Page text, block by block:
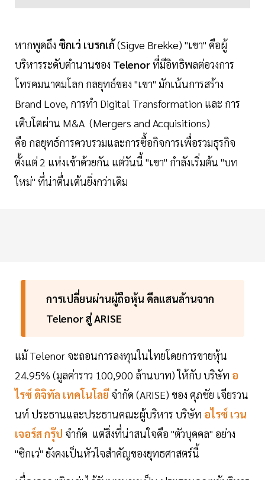
หากพูดถึง ซิกเว่ เบรกเก้(Sigve Brekke) "เขา" คือผู้
บริหารระดับตำนานของ Telenorที่มีอิทธิพลต่อวงการ
โทรคมนาคมโลก กลยุทธ์ของ "เขา" มักเน้นการสร้าง
Brand Love, การทำ Digital Transformation และ การ
เติบโตผ่าน M&A (Mergers and Acquisitions)
คือ กลยุทธ์การควบรวมและการซื้อกิจการเพื่อรวมธุรกิจ
ตั้งแต่ 2 แห่งเข้าด้วยกัน แต่วันนี้ "เขา" กำลังเริ่มต้น "บท
ใหม่" ที่น่าตื่นเต้นยิ่งกว่าเดิม
การเปลี่ยนผ่านผู้ถือหุ้น ดีลแสนล้านจาก
Telenor สู่ ARISE
แม้ Telenor จะถอนการลงทุนในไทยโดยการขายหุ้น
24.95% (มูลค่าราว 100,900 ล้านบาท) ให้กับ บริษัท อ
ไรซ์ ดิจิทัล เทคโนโลยี จำกัด (ARISE) ของ ศุภชัย เจียรวน
นท์ ประธานและประธานคณะผู้บริหาร บริษัท อไรซ์ เวน
เจอร์ส กรุ๊ป จำกัด แต่สิ่งที่น่าสนใจคือ "ตัวบุคคล" อย่าง
"ซิกเว่" ยังคงเป็นหัวใจสำคัญของยุทธศาสตร์นี้